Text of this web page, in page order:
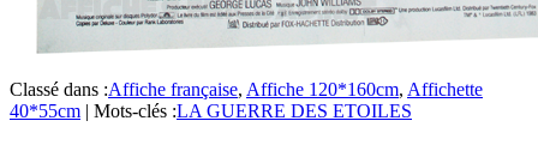
Classé dans :Affiche française, Affiche 120*160cm, Affichette
40*55cm | Mots-clés :LA GUERRE DES ETOILES